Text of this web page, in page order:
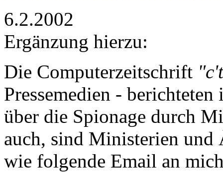
6.2.2002
Ergänzung hierzu:
Die Computerzeitschrift
Pressemedien -
über die Spionage durch
auch, sind Ministerien und
wie folgende Email an